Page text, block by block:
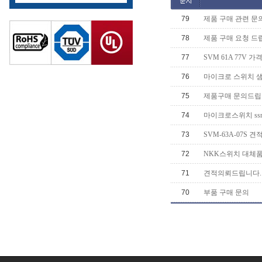
79 제품 구매 관련 문
78 제품 구매 요청 드
77 SVM 61A 77V 가
76 마이크로 스위치
75 제품구매 문의드
74 마이크로스위치
73 SVM-63A-07S 견
72 NKK스위치 대체
71 견적의뢰드립니다.
70 부품 구매 문의